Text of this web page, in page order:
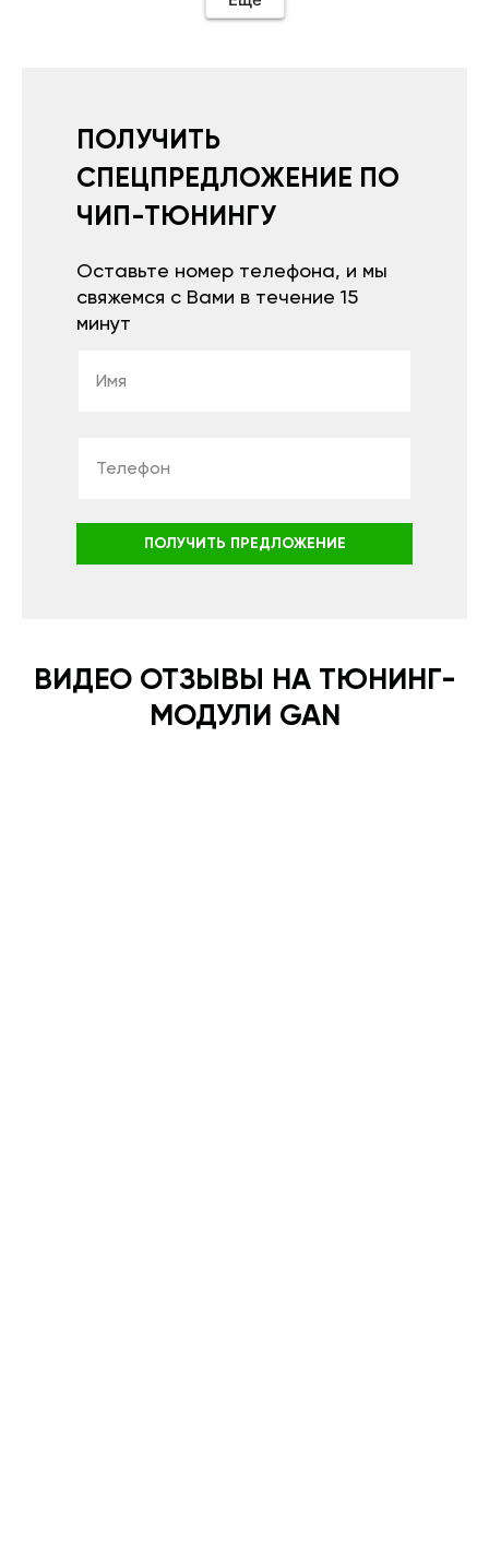
ПОЛУЧИТЬ
СПЕЦПРЕДЛОЖЕНИЕ ПО
ЧИП-ТЮНИНГУ
Оставьте номер телефона, и мы
свяжемся с Вами в течение 15
минут
ПОЛУЧИТЬ ПРЕДЛОЖЕНИЕ
ВИДЕО ОТЗЫВЫ НА ТЮНИНГ-
МОДУЛИ GAN